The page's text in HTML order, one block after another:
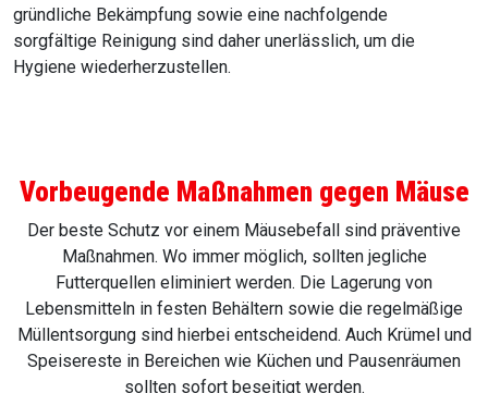
gründliche Bekämpfung sowie eine nachfolgende
sorgfältige Reinigung sind daher unerlässlich, um die
Hygiene wiederherzustellen.
Vorbeugende Maßnahmen gegen Mäuse
Der beste Schutz vor einem Mäusebefall sind präventive
Maßnahmen. Wo immer möglich, sollten jegliche
Futterquellen eliminiert werden. Die Lagerung von
Lebensmitteln in festen Behältern sowie die regelmäßige
Müllentsorgung sind hierbei entscheidend. Auch Krümel und
Speisereste in Bereichen wie Küchen und Pausenräumen
sollten sofort beseitigt werden.